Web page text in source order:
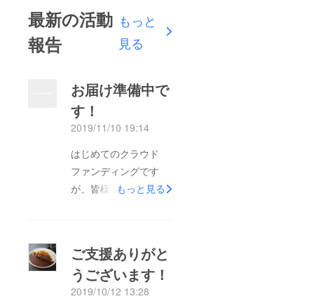
最新の活動
報告
もっと
見る
お届け準備中で
す！
2019/11/10 19:14
はじめてのクラウド
ファンディングです
が、皆様のおかげさん
忘れません！皆様に支
援してよかった思って
いただけるように、ま
もっと見る
ご支援ありがと
うございます！
2019/10/12 13:28